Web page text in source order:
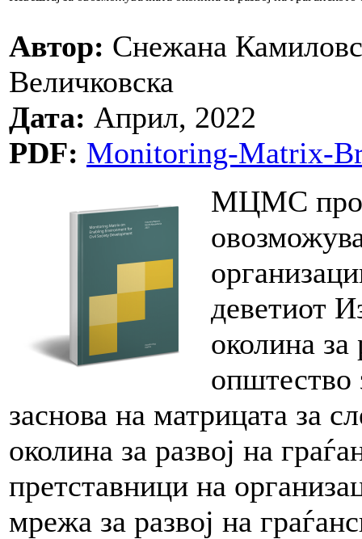
Автор: Снежана
Величковска
Дата: Април, 2022
PDF: Monitoring-Matrix-
МЦМС
деветиот
околина за
општество
заснова на матрицата за
околина за развој на
претставници на
мрежа за развој на